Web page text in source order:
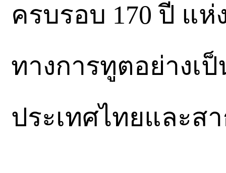
ครบรอบ 170 ปี แ
ทางการทูตอย่างเ
ประเทศไทยและส